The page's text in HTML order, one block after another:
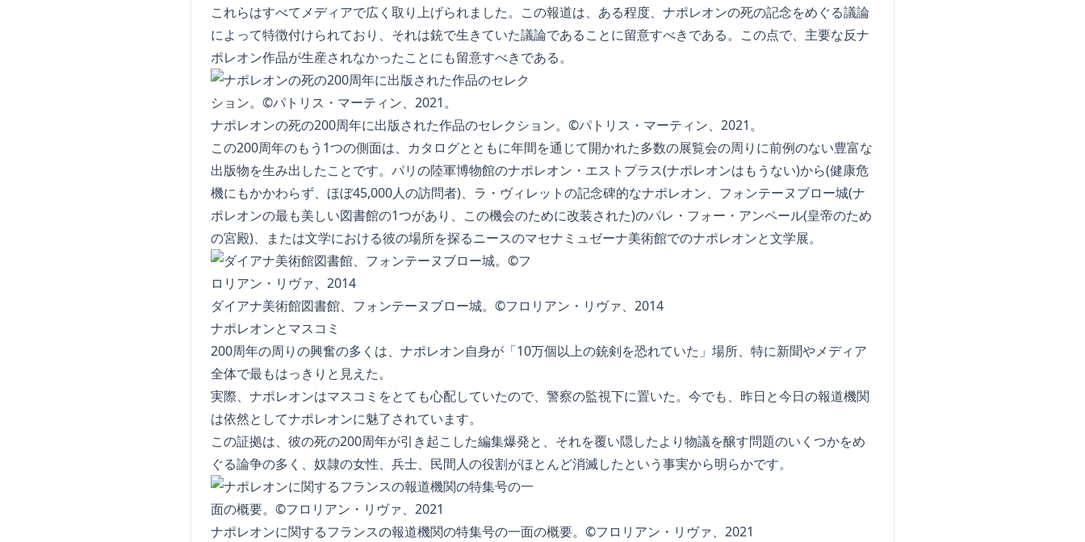
これらはすべてメディアで広く取り上げられました。この報道は、ある程度、ナポレオンの死の記念をめぐる議論
によって特徴付けられており、それは銃で生きていた議論であることに留意すべきである。この点で、主要な反ナ
ポレオン作品が生産されなかったことにも留意すべきである。
ナポレオンの死の200周年に出版された作品のセレクション。©パトリス・マーティン、2021。
この200周年のもう1つの側面は、カタログとともに年間を通じて開かれた多数の展覧会の周りに前例のない豊富な
出版物を生み出したことです。パリの陸軍博物館のナポレオン・エストプラス(ナポレオンはもうない)から(健康危
機にもかかわらず、ほぼ45,000人の訪問者)、ラ・ヴィレットの記念碑的なナポレオン、フォンテーヌブロー城(ナ
ポレオンの最も美しい図書館の1つがあり、この機会のために改装された)のパレ・フォー・アンペール(皇帝のため
の宮殿)、または文学における彼の場所を探るニースのマセナミュゼーナ美術館でのナポレオンと文学展。
ダイアナ美術館図書館、フォンテーヌブロー城。©フロリアン・リヴァ、2014
ナポレオンとマスコミ
200周年の周りの興奮の多くは、ナポレオン自身が「10万個以上の銃剣を恐れていた」場所、特に新聞やメディア
全体で最もはっきりと見えた。
実際、ナポレオンはマスコミをとても心配していたので、警察の監視下に置いた。今でも、昨日と今日の報道機関
は依然としてナポレオンに魅了されています。
この証拠は、彼の死の200周年が引き起こした編集爆発と、それを覆い隠したより物議を醸す問題のいくつかをめ
ぐる論争の多く、奴隷の女性、兵士、民間人の役割がほとんど消滅したという事実から明らかです。
ナポレオンに関するフランスの報道機関の特集号の一面の概要。©フロリアン・リヴァ、2021